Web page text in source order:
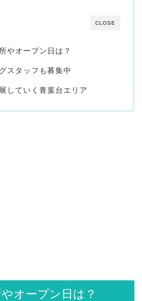
CLOSE
やオープン日は？
スタッフも募集中
していく青葉台エリア
オープン日は？